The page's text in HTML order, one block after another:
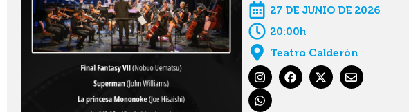
27 DE JUNIO DE 2026
20:00h
Teatro Calderón